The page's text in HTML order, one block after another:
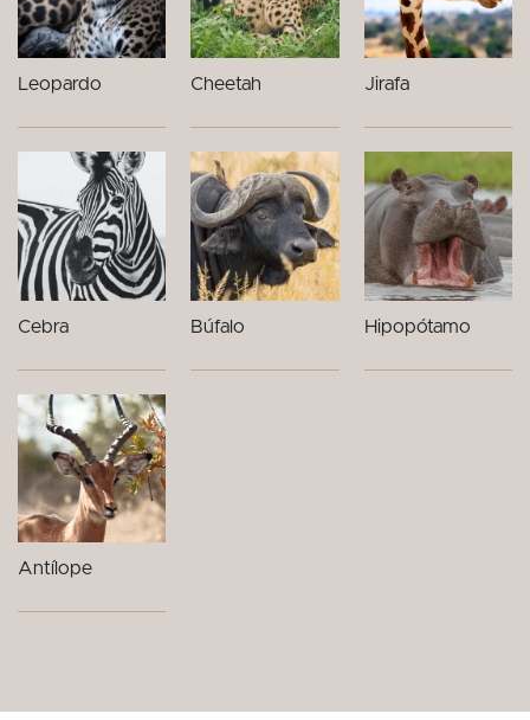
Leopardo Cheetah Jirafa
Cebra Búfalo Hipopótamo
Antílope